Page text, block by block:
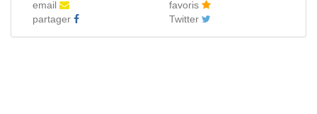
email
favoris
partager
Twitter